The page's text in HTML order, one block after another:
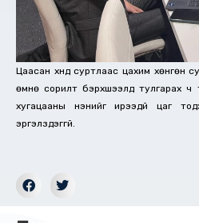
Цаасан хүнд суртлаас цахим хөнгөн
өмнө сорилт бэрхшээлүүд тулгарах
хугацааны үнэнийг ирээдүй цаг
эргэлздэггүй.